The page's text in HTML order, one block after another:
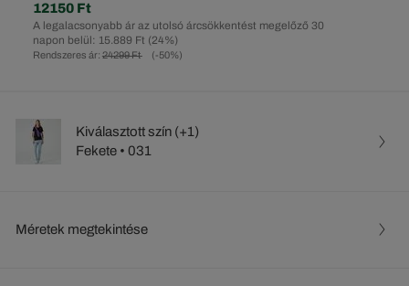
Rendszeres ár: 24299 Ft (-50%)
A legalacsonyabb ár az utolsó árcsökkentést megelőző 30
napon belül: 15.889 Ft (24%)
12150 Ft
Kiválasztott szín (+1)
Fekete • 031
Méretek megtekintése